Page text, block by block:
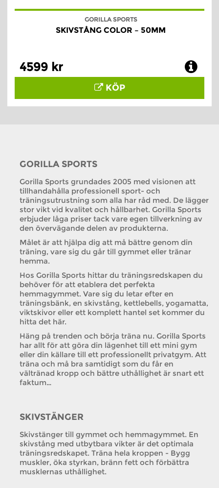
GORILLA SPORTS
SKIVSTÅNG COLOR – 50MM
4599 kr
KÖP
GORILLA SPORTS
Gorilla Sports grundades 2005 med visionen att
tillhandahålla professionell sport- och
träningsutrustning som alla har råd med. De lägger
stor vikt vid kvalitet och hållbarhet. Gorilla Sports
erbjuder låga priser tack vare egen tillverkning av
den övervägande delen av produkterna.
Målet är att hjälpa dig att må bättre genom din
träning, vare sig du går till gymmet eller tränar
hemma.
Hos Gorilla Sports hittar du träningsredskapen du
behöver för att etablera det perfekta
hemmagymmet. Vare sig du letar efter en
träningsbänk, en skivstång, kettlebells, yogamatta,
viktskivor eller ett komplett hantel set kommer du
hitta det här.
Häng på trenden och börja träna nu. Gorilla Sports
har allt för att göra din lägenhet till ett mini gym
eller din källare till ett professionellt privatgym. Att
träna och må bra samtidigt som du får en
vältränad kropp och bättre uthållighet är snart ett
faktum…
SKIVSTÄNGER
Skivstänger till gymmet och hemmagymmet. En
skivstång med utbytbara vikter är det optimala
träningsredskapet. Träna hela kroppen - Bygg
muskler, öka styrkan, bränn fett och förbättra
musklernas uthållighet.